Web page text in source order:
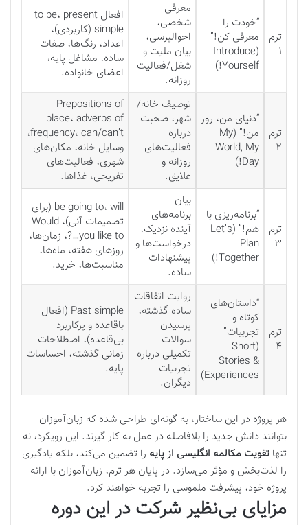
ترم
۱
“خودت را
معرفی کن!”
(
Introduce
Yourself!
)
معرفی
شخصی،
احوالپرسی،
بیان ملیت و
شغل/فعالیت
روزانه.
افعال to be، present
simple (کاربردی)،
اعداد، رنگ‌ها، صفات
ساده، مشاغل پایه،
اعضای خانواده.
ترم
۲
“دنیای من، روز
من!” (My
World, My
Day!
)
توصیف خانه/
شهر، صحبت
درباره
فعالیت‌های
روزانه و
علایق.
Prepositions of
place، adverbs of
frequency، can/can’t
،
وسایل خانه، مکان‌های
شهری، فعالیت‌های
تفریحی، غذاها.
ترم
۳
“برنامه‌ریزی با
هم!” (Let’s
Plan
Together!
)
بیان
برنامه‌های
آینده نزدیک،
درخواست‌ها و
پیشنهادات
ساده.
be going to، will
(برای
تصمیمات آنی)، Would
you like to…?
، زمان‌ها،
روزهای هفته، ماه‌ها،
مناسبت‌ها، خرید.
ترم
۴
“داستان‌های
کوتاه و
تجربیات”
(
Short
Stories &
Experiences
)
روایت اتفاقات
ساده گذشته،
پرسیدن
سوالات
تکمیلی درباره
تجربیات
دیگران.
Past simple (افعال
باقاعده و پرکاربرد
بی‌قاعده)، اصطلاحات
زمانی گذشته، احساسات
پایه.
هر پروژه در این ساختار، به گونه‌ای طراحی شده که زبان‌آموزان
بتوانند دانش جدید را بلافاصله در عمل به کار گیرند. این رویکرد، نه
تنها تقویت مکالمه انگلیسی از پایه را تضمین می‌کند، بلکه یادگیری
را لذت‌بخش و مؤثر می‌سازد. در پایان هر ترم، زبان‌آموزان با ارائه
پروژه خود، پیشرفت ملموسی را تجربه خواهند کرد.
مزایای بی‌نظیر شرکت در این دوره